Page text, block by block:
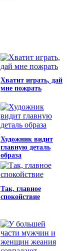
Хватит играть, дай
мне пожрать
Художник видит
главную деталь
образа
Так, главное
спокойствие